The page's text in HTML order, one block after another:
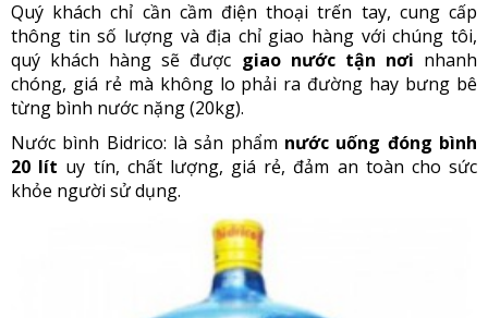
Quý khách chỉ cần cầm điện thoại trến tay, cung cấp
thông tin số lượng và địa chỉ giao hàng với chúng tôi,
quý khách hàng sẽ được giao nước tận nơi nhanh
chóng, giá rẻ mà không lo phải ra đường hay bưng bê
từng bình nước nặng (20kg).
Nước bình Bidrico: là sản phẩm nước uống đóng bình
20 lít uy tín, chất lượng, giá rẻ, đảm an toàn cho sức
khỏe người sử dụng.